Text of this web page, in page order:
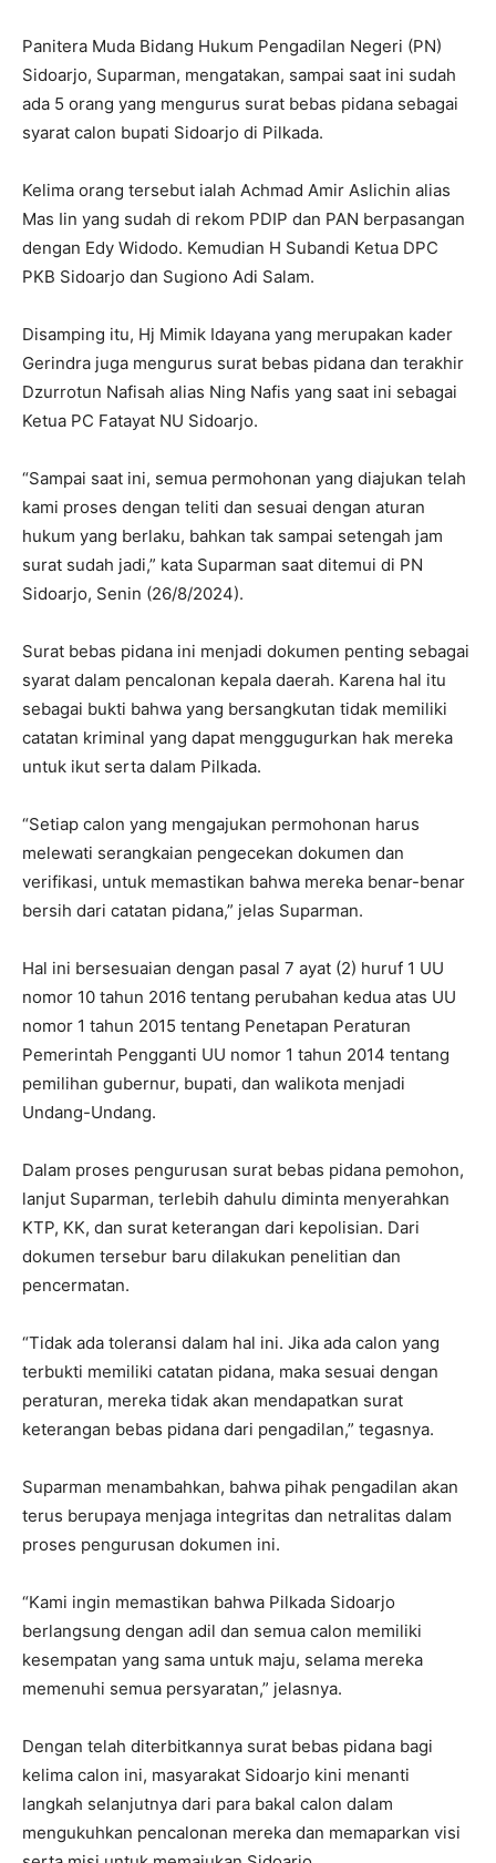
Panitera Muda Bidang Hukum Pengadilan Negeri (PN)
Sidoarjo, Suparman, mengatakan, sampai saat ini sudah
ada 5 orang yang mengurus surat bebas pidana sebagai
syarat calon bupati Sidoarjo di Pilkada.
Kelima orang tersebut ialah Achmad Amir Aslichin alias
Mas Iin yang sudah di rekom PDIP dan PAN berpasangan
dengan Edy Widodo. Kemudian H Subandi Ketua DPC
PKB Sidoarjo dan Sugiono Adi Salam.
Disamping itu, Hj Mimik Idayana yang merupakan kader
Gerindra juga mengurus surat bebas pidana dan terakhir
Dzurrotun Nafisah alias Ning Nafis yang saat ini sebagai
Ketua PC Fatayat NU Sidoarjo.
“Sampai saat ini, semua permohonan yang diajukan telah
kami proses dengan teliti dan sesuai dengan aturan
hukum yang berlaku, bahkan tak sampai setengah jam
surat sudah jadi,” kata Suparman saat ditemui di PN
Sidoarjo, Senin (26/8/2024).
Surat bebas pidana ini menjadi dokumen penting sebagai
syarat dalam pencalonan kepala daerah. Karena hal itu
sebagai bukti bahwa yang bersangkutan tidak memiliki
catatan kriminal yang dapat menggugurkan hak mereka
untuk ikut serta dalam Pilkada.
“Setiap calon yang mengajukan permohonan harus
melewati serangkaian pengecekan dokumen dan
verifikasi, untuk memastikan bahwa mereka benar-benar
bersih dari catatan pidana,” jelas Suparman.
Hal ini bersesuaian dengan pasal 7 ayat (2) huruf 1 UU
nomor 10 tahun 2016 tentang perubahan kedua atas UU
nomor 1 tahun 2015 tentang Penetapan Peraturan
Pemerintah Pengganti UU nomor 1 tahun 2014 tentang
pemilihan gubernur, bupati, dan walikota menjadi
Undang-Undang.
Dalam proses pengurusan surat bebas pidana pemohon,
lanjut Suparman, terlebih dahulu diminta menyerahkan
KTP, KK, dan surat keterangan dari kepolisian. Dari
dokumen tersebur baru dilakukan penelitian dan
pencermatan.
“Tidak ada toleransi dalam hal ini. Jika ada calon yang
terbukti memiliki catatan pidana, maka sesuai dengan
peraturan, mereka tidak akan mendapatkan surat
keterangan bebas pidana dari pengadilan,” tegasnya.
Suparman menambahkan, bahwa pihak pengadilan akan
terus berupaya menjaga integritas dan netralitas dalam
proses pengurusan dokumen ini.
“Kami ingin memastikan bahwa Pilkada Sidoarjo
berlangsung dengan adil dan semua calon memiliki
kesempatan yang sama untuk maju, selama mereka
memenuhi semua persyaratan,” jelasnya.
Dengan telah diterbitkannya surat bebas pidana bagi
kelima calon ini, masyarakat Sidoarjo kini menanti
langkah selanjutnya dari para bakal calon dalam
mengukuhkan pencalonan mereka dan memaparkan visi